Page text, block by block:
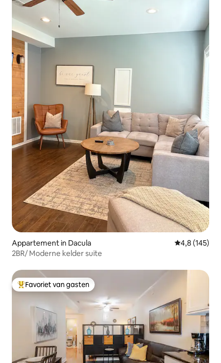
Appartement in Dacula Gemiddelde
4,8 (145)
2BR/ Moderne kelder suite
Topfavoriet van gasten
Favoriet van gasten